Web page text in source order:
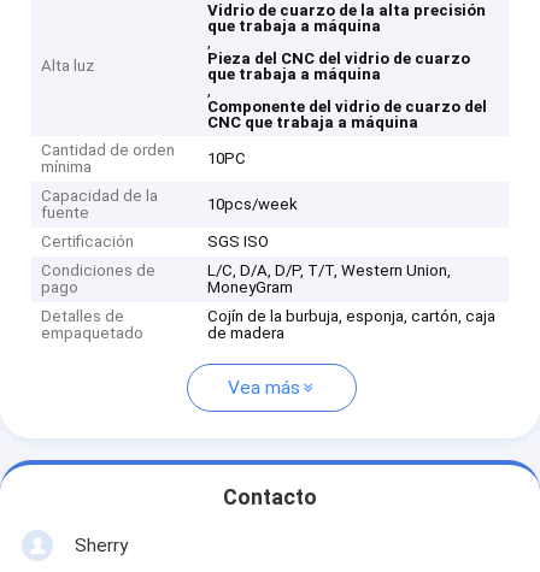
Alta luz
Vidrio de cuarzo de la alta precisión
que trabaja a máquina
,
Pieza del CNC del vidrio de cuarzo
que trabaja a máquina
,
Componente del vidrio de cuarzo del
CNC que trabaja a máquina
Cantidad de orden
mínima
10PC
Capacidad de la
fuente
10pcs/week
Certificación
SGS ISO
Condiciones de
pago
L/C, D/A, D/P, T/T, Western Union,
MoneyGram
Detalles de
empaquetado
Cojín de la burbuja, esponja, cartón, caja
de madera
Vea más
Contacto
Sherry